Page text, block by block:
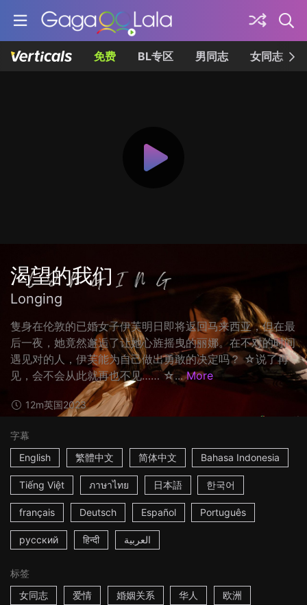
免费 BL专区 男同志 女同志
渴望的我们
Longing
隻身在伦敦的已婚女子伊芙明日即将返回马来西亚，但在最
后一夜，她竟然邂逅了让她心旌摇曳的丽娜。在不对的时间
遇见对的人，伊芙能为自己做出勇敢的决定吗？ ☆说了再
见，会不会从此就再也不见…… ☆... More
12m英国2023
字幕
English
繁體中文 简体中文 Bahasa Indonesia
Tiếng Việt ภาษาไทย 日本語 한국어
français Deutsch Español Português
русский हिन्दी العربية
标签
女同志
爱情 婚姻关系 华人 欧洲